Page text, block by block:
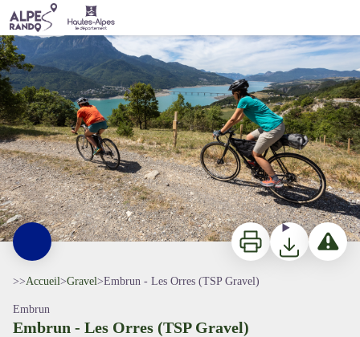
Embrun - Les Orres (TSP Gravel)
ImprimerTéléchargerSignaler
>>Accueil>Gravel>Embrun - Les Orres (TSP Gravel)
Embrun
Embrun - Les Orres (TSP Gravel)